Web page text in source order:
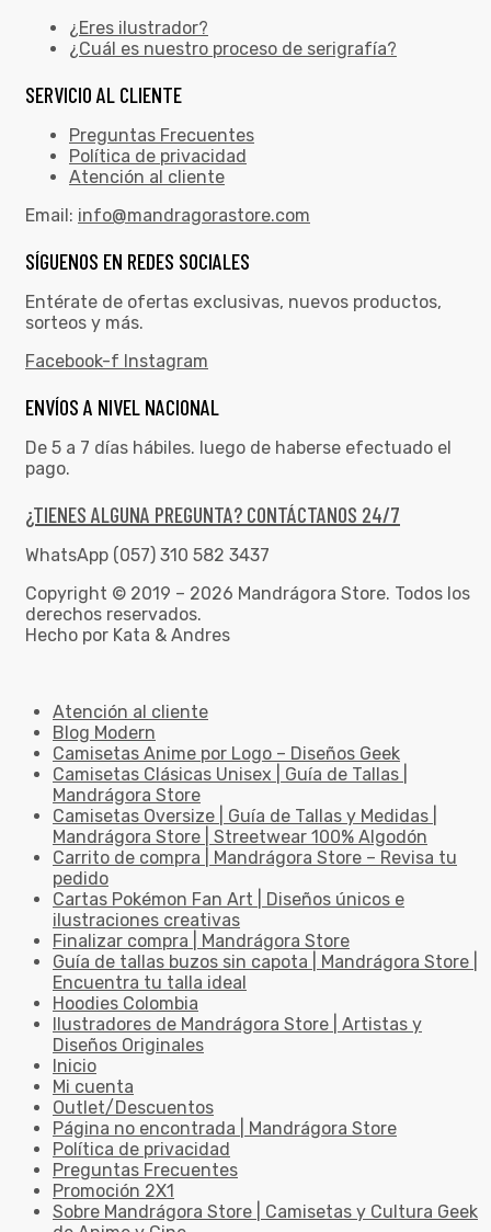
¿Eres ilustrador?
¿Cuál es nuestro proceso de serigrafía?
SERVICIO AL CLIENTE
Preguntas Frecuentes
Política de privacidad
Atención al cliente
Email: info@mandragorastore.com
SÍGUENOS EN REDES SOCIALES
Entérate de ofertas exclusivas, nuevos productos,
sorteos y más.
Facebook-f Instagram
ENVÍOS A NIVEL NACIONAL
De 5 a 7 días hábiles. luego de haberse efectuado el
pago.
¿TIENES ALGUNA PREGUNTA? CONTÁCTANOS 24/7
WhatsApp (057) 310 582 3437
Copyright © 2019 – 2026 Mandrágora Store. Todos los
derechos reservados.
Hecho por Kata & Andres
Atención al cliente
Blog Modern
Camisetas Anime por Logo – Diseños Geek
Camisetas Clásicas Unisex | Guía de Tallas |
Mandrágora Store
Camisetas Oversize | Guía de Tallas y Medidas |
Mandrágora Store | Streetwear 100% Algodón
Carrito de compra | Mandrágora Store – Revisa tu
pedido
Cartas Pokémon Fan Art | Diseños únicos e
ilustraciones creativas
Finalizar compra | Mandrágora Store
Guía de tallas buzos sin capota | Mandrágora Store |
Encuentra tu talla ideal
Hoodies Colombia
Ilustradores de Mandrágora Store | Artistas y
Diseños Originales
Inicio
Mi cuenta
Outlet/Descuentos
Página no encontrada | Mandrágora Store
Política de privacidad
Preguntas Frecuentes
Promoción 2X1
Sobre Mandrágora Store | Camisetas y Cultura Geek